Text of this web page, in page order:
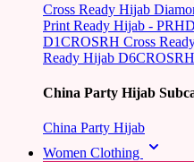
Cross Ready Hijab
Print Ready Hijab -
D1CROSRH Cross
Ready Hijab D6CROSRH
China Party Hijab
China Party Hijab
Women Clothing